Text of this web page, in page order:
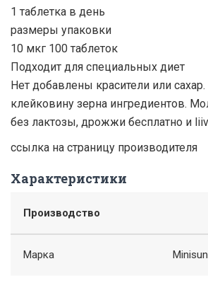
1 таблетка в день
размеры упаковки
10 мкг 100 таблеток
Подходит для специальных диет
Нет добавлены красители или
клейковину зерна ингредиентов.
без лактозы, дрожжи бесплатно и
ссылка на страницу производителя
Характеристики
Производство
Марка Minisun